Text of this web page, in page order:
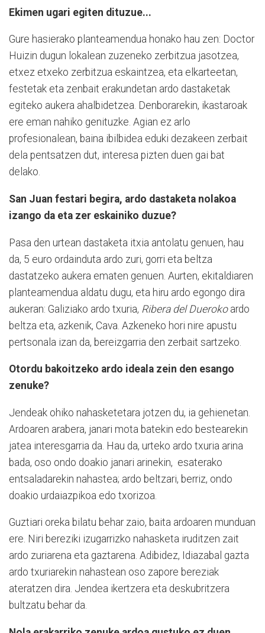
Ekimen ugari egiten dituzue...
Gure hasierako planteamendua honako hau zen: Doctor
Huizin dugun lokalean zuzeneko zerbitzua jasotzea,
etxez etxeko zerbitzua eskaintzea, eta elkarteetan,
festetak eta zenbait erakundetan ardo dastaketak
egiteko aukera ahalbidetzea. Denborarekin, ikastaroak
ere eman nahiko genituzke. Agian ez arlo
profesionalean, baina ibilbidea eduki dezakeen zerbait
dela pentsatzen dut, interesa pizten duen gai bat
delako.
San Juan festari begira, ardo dastaketa nolakoa
izango da eta zer eskainiko duzue?
Pasa den urtean dastaketa itxia antolatu genuen, hau
da, 5 euro ordainduta ardo zuri, gorri eta beltza
dastatzeko aukera ematen genuen. Aurten, ekitaldiaren
planteamendua aldatu dugu, eta hiru ardo egongo dira
aukeran: Galiziako ardo txuria, Ribera del Duerokoardo
beltza eta, azkenik, Cava. Azkeneko hori nire apustu
pertsonala izan da, bereizgarria den zerbait sartzeko.
Otordu bakoitzeko ardo ideala zein den esango
zenuke?
Jendeak ohiko nahasketetara jotzen du, ia gehienetan.
Ardoaren arabera, janari mota batekin edo bestearekin
jatea interesgarria da. Hau da, urteko ardo txuria arina
bada, oso ondo doakio janari arinekin, esaterako
entsaladarekin nahastea; ardo beltzari, berriz, ondo
doakio urdaiazpikoa edo txorizoa.
Guztiari oreka bilatu behar zaio, baita ardoaren munduan
ere. Niri bereziki izugarrizko nahasketa iruditzen zait
ardo zuriarena eta gaztarena. Adibidez, Idiazabal gazta
ardo txuriarekin nahastean oso zapore bereziak
ateratzen dira. Jendea ikertzera eta deskubritzera
bultzatu behar da.